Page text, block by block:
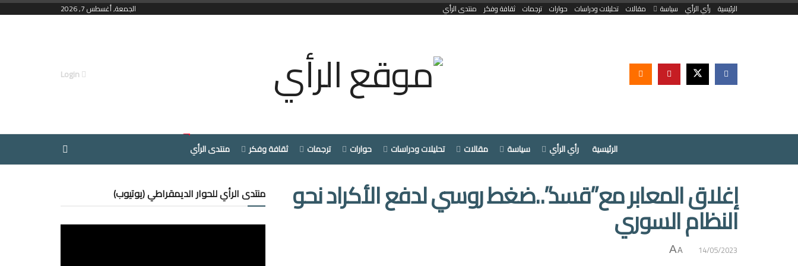
الرئيسية رأي الرأي سياسة مقالات تحليلات ودراسات حوارات ترجمات ثقافة وفكر منتدى الرأي الجمعة, أغسطس 7, 2026
الرئيسية رأي الرأي سياسة مقالات تحليلات ودراسات حوارات ترجمات ثقافة وفكر منتدى الرأي
إغلاق المعابر مع”قسد”..ضغط روسي لدفع الأكراد نحو
النظام السوري
14/05/2023
A
A
منتدى الرأي للحوار الديمقراطي (يوتيوب)